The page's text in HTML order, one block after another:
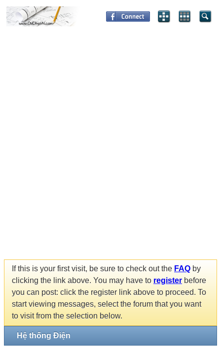
If this is your first visit, be sure to check out the FAQ by
clicking the link above. You may have to register before
you can post: click the register link above to proceed. To
start viewing messages, select the forum that you want
to visit from the selection below.
Hệ thống Điện